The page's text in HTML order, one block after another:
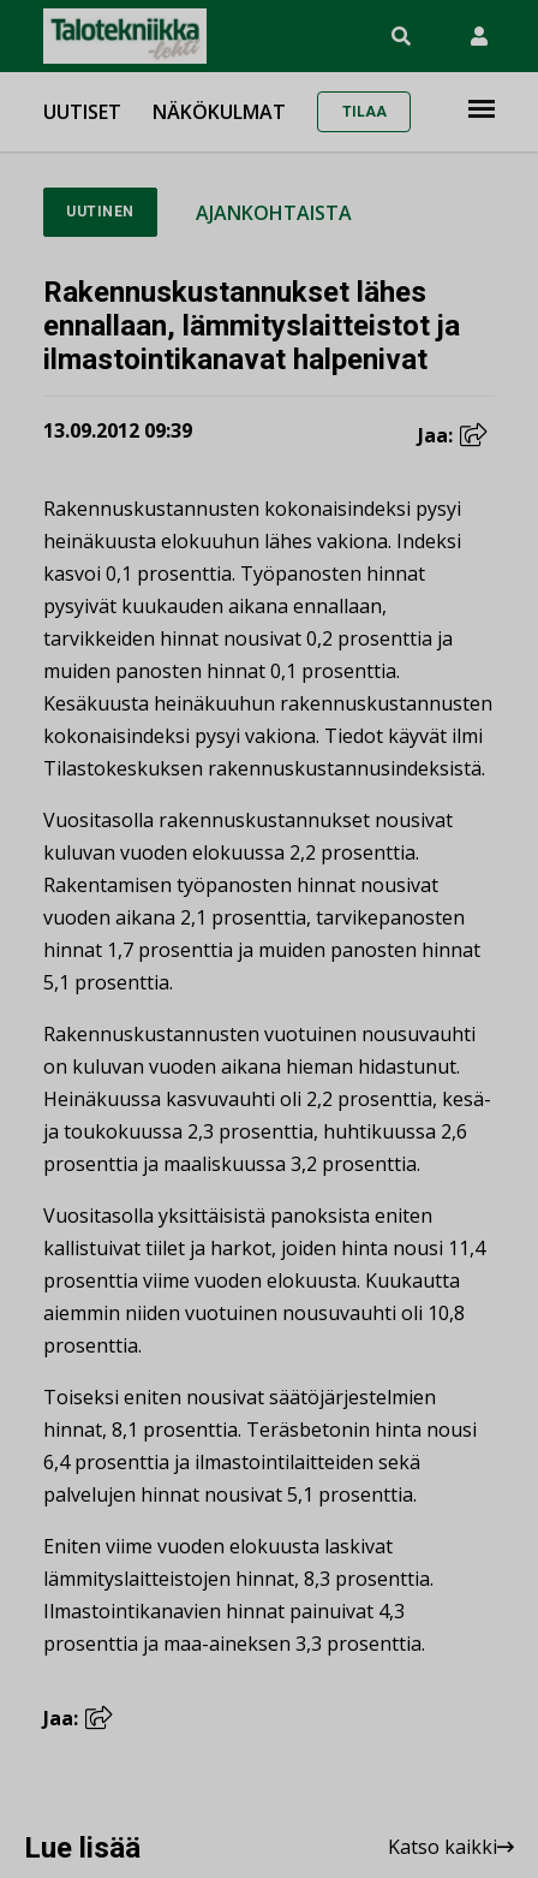
UUTISET NÄKÖKULMAT TILAA
UUTINEN AJANKOHTAISTA
Rakennuskustannukset lähes
ennallaan, lämmityslaitteistot ja
ilmastointikanavat halpenivat
13.09.2012 09:39 Jaa:
Rakennuskustannusten kokonaisindeksi pysyi
heinäkuusta elokuuhun lähes vakiona. Indeksi
kasvoi 0,1 prosenttia. Työpanosten hinnat
pysyivät kuukauden aikana ennallaan,
tarvikkeiden hinnat nousivat 0,2 prosenttia ja
muiden panosten hinnat 0,1 prosenttia.
Kesäkuusta heinäkuuhun rakennuskustannusten
kokonaisindeksi pysyi vakiona. Tiedot käyvät ilmi
Tilastokeskuksen rakennuskustannusindeksistä.
Vuositasolla rakennuskustannukset nousivat
kuluvan vuoden elokuussa 2,2 prosenttia.
Rakentamisen työpanosten hinnat nousivat
vuoden aikana 2,1 prosenttia, tarvikepanosten
hinnat 1,7 prosenttia ja muiden panosten hinnat
5,1 prosenttia.
Rakennuskustannusten vuotuinen nousuvauhti
on kuluvan vuoden aikana hieman hidastunut.
Heinäkuussa kasvuvauhti oli 2,2 prosenttia, kesä-
ja toukokuussa 2,3 prosenttia, huhtikuussa 2,6
prosenttia ja maaliskuussa 3,2 prosenttia.
Vuositasolla yksittäisistä panoksista eniten
kallistuivat tiilet ja harkot, joiden hinta nousi 11,4
prosenttia viime vuoden elokuusta. Kuukautta
aiemmin niiden vuotuinen nousuvauhti oli 10,8
prosenttia.
Toiseksi eniten nousivat säätöjärjestelmien
hinnat, 8,1 prosenttia. Teräsbetonin hinta nousi
6,4 prosenttia ja ilmastointilaitteiden sekä
palvelujen hinnat nousivat 5,1 prosenttia.
Eniten viime vuoden elokuusta laskivat
lämmityslaitteistojen hinnat, 8,3 prosenttia.
Ilmastointikanavien hinnat painuivat 4,3
prosenttia ja maa-aineksen 3,3 prosenttia.
Jaa:
Lue lisää Katso kaikki